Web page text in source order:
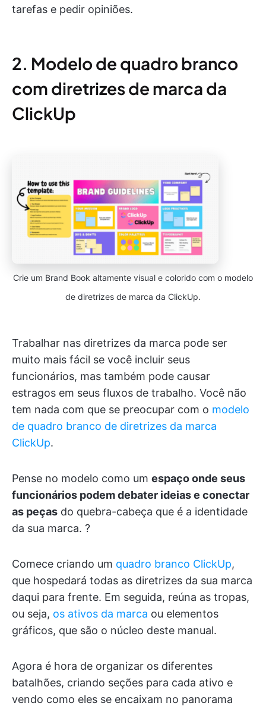
tarefas e pedir opiniões.
2. Modelo de quadro branco
com diretrizes de marca da
ClickUp
Crie um Brand Book altamente visual e colorido com o modelo
de diretrizes de marca da ClickUp.
Trabalhar nas diretrizes da marca pode ser
muito mais fácil se você incluir seus
funcionários, mas também pode causar
estragos em seus fluxos de trabalho. Você não
tem nada com que se preocupar com o modelo
de quadro branco de diretrizes da marca
ClickUp.
Pense no modelo como um espaço onde seus
funcionários podem debater ideias e conectar
as peças do quebra-cabeça que é a identidade
da sua marca. ?
Comece criando um quadro branco ClickUp,
que hospedará todas as diretrizes da sua marca
daqui para frente. Em seguida, reúna as tropas,
ou seja, os ativos da marca ou elementos
gráficos, que são o núcleo deste manual.
Agora é hora de organizar os diferentes
batalhões, criando seções para cada ativo e
vendo como eles se encaixam no panorama